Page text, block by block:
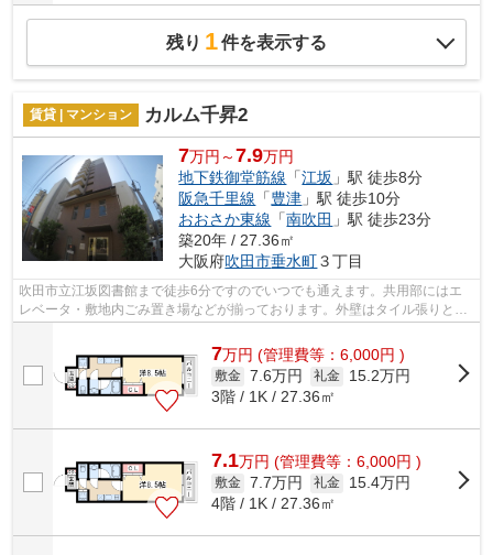
残り 1件を表示する
賃貸 | マンション カルム千昇2
7万円～7.9万円
地下鉄御堂筋線 「江坂 」駅 徒歩8分
阪急千里線 「豊津 」駅 徒歩10分
おおさか東線 「南吹田 」駅 徒歩23分
築20年 / 27.36㎡
大阪府吹田市垂水町３丁目
吹田市立江坂図書館まで徒歩6分ですのでいつでも通えます。共用部にはエ
レベータ・敷地内ごみ置き場などが揃っております。外壁はタイル張りとな
っていて、印象的な外観です。通風良好...
7万円 (管理費等：6,000円 )
敷金 7.6万円 礼金
15.2万円
3階 / 1K / 27.36㎡
7.1万円 (管理費等：6,000円 )
敷金 7.7万円 礼金
15.4万円
4階 / 1K / 27.36㎡